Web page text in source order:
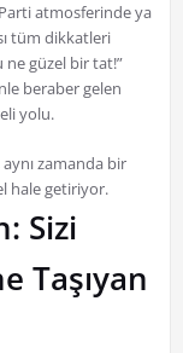
atmosferinde ya
tüm dikkatleri
ne güzel bir tat!”
beraber gelen
yolu.
zamanda bir
hale getiriyor.
Sizi
Taşıyan